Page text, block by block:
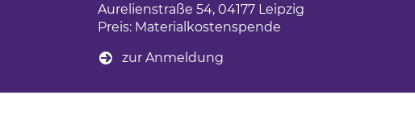
Aurelienstraße 54, 04177 Leipzig
Preis: Materialkostenspende
zur Anmeldung